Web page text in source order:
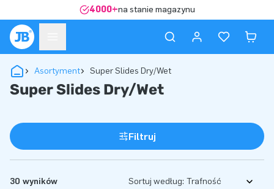
4000+na stanie magazynu
Asortyment Super Slides Dry/Wet
Super Slides Dry/Wet
Filtruj
30 wyników Sortuj według: